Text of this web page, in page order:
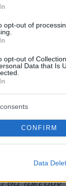
opt-out of
opt-out of
Data that Is
CONFIRM
Data
, το
ως
ως
εκεί. «
μίλησε για
στα μέτρα
θα τρέξουν